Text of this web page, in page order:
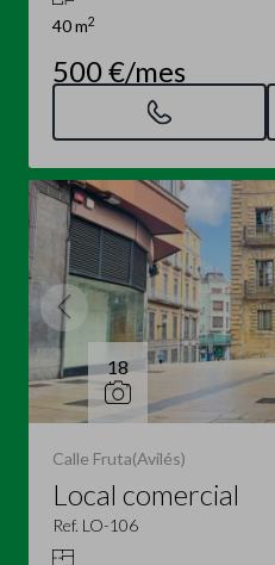
40 m2
500 €/mes
18
Calle Fruta(Avilés)
Local comercial
Ref. LO-106